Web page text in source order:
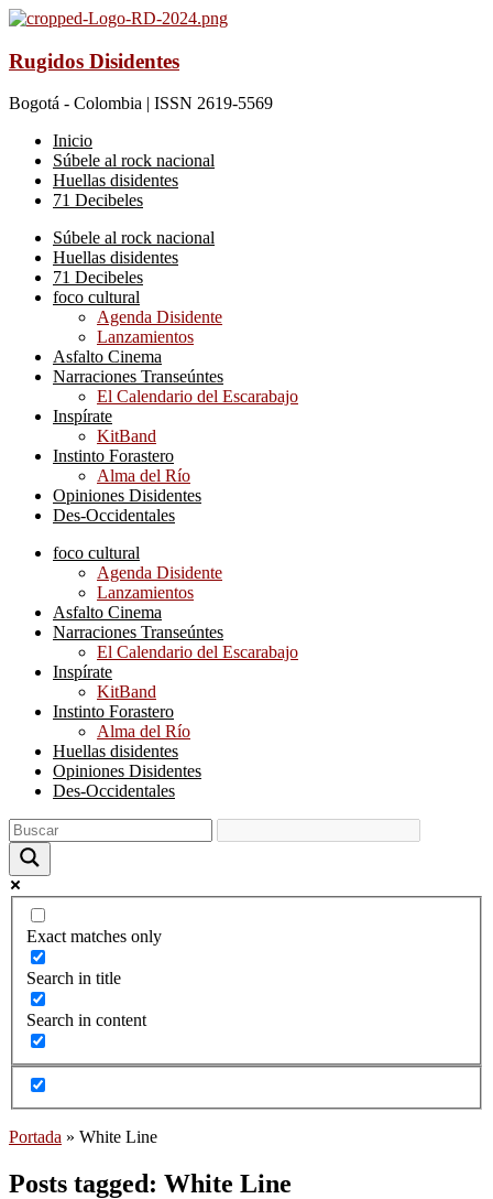
Rugidos Disidentes
Bogotá - Colombia | ISSN 2619-5569
Inicio
Súbele al rock nacional
Huellas disidentes
71 Decibeles
Súbele al rock nacional
Huellas disidentes
71 Decibeles
foco cultural
Agenda Disidente
Lanzamientos
Asfalto Cinema
Narraciones Transeúntes
El Calendario del Escarabajo
Inspírate
KitBand
Instinto Forastero
Alma del Río
Opiniones Disidentes
Des-Occidentales
foco cultural
Agenda Disidente
Lanzamientos
Asfalto Cinema
Narraciones Transeúntes
El Calendario del Escarabajo
Inspírate
KitBand
Instinto Forastero
Alma del Río
Huellas disidentes
Opiniones Disidentes
Des-Occidentales
Exact matches only
Search in title
Search in content
Portada » White Line
Posts tagged: White Line